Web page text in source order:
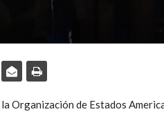
Organización de Estados